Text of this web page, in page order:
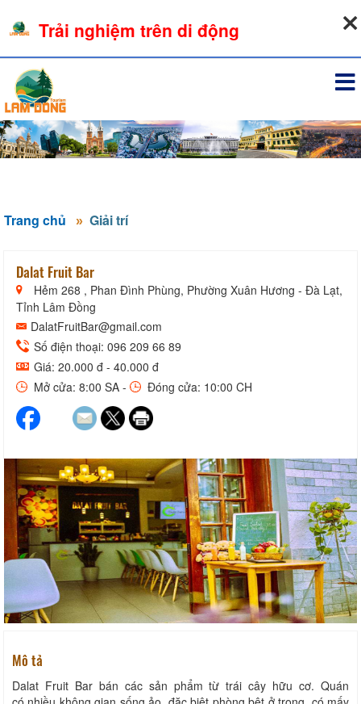
Trang chủ Giải trí
Dalat Fruit Bar
Hẻm 268 , Phan Đình Phùng, Phường Xuân Hương - Đà Lạt,
Tỉnh Lâm Đồng
DalatFruitBar@gmail.com
Số điện thoại: 096 209 66 89
Giá: 20.000 đ - 40.000 đ
Mở cửa: 8:00 SA -
Đóng cửa: 10:00 CH
Mô tả
Dalat Fruit Bar bán các sản phẩm từ trái cây hữu cơ. Quán
Trải nghiệm trên di động